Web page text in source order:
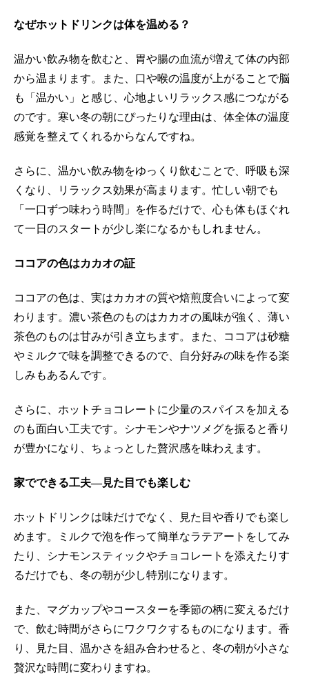
なぜホットドリンクは体を温める？
温かい飲み物を飲むと、胃や腸の血流が増えて体の内部
から温まります。また、口や喉の温度が上がることで脳
も「温かい」と感じ、心地よいリラックス感につながる
のです。寒い冬の朝にぴったりな理由は、体全体の温度
感覚を整えてくれるからなんですね。
さらに、温かい飲み物をゆっくり飲むことで、呼吸も深
くなり、リラックス効果が高まります。忙しい朝でも
「一口ずつ味わう時間」を作るだけで、心も体もほぐれ
て一日のスタートが少し楽になるかもしれません。
ココアの色はカカオの証
ココアの色は、実はカカオの質や焙煎度合いによって変
わります。濃い茶色のものはカカオの風味が強く、薄い
茶色のものは甘みが引き立ちます。また、ココアは砂糖
やミルクで味を調整できるので、自分好みの味を作る楽
しみもあるんです。
さらに、ホットチョコレートに少量のスパイスを加える
のも面白い工夫です。シナモンやナツメグを振ると香り
が豊かになり、ちょっとした贅沢感を味わえます。
家でできる工夫—見た目でも楽しむ
ホットドリンクは味だけでなく、見た目や香りでも楽し
めます。ミルクで泡を作って簡単なラテアートをしてみ
たり、シナモンスティックやチョコレートを添えたりす
るだけでも、冬の朝が少し特別になります。
また、マグカップやコースターを季節の柄に変えるだけ
で、飲む時間がさらにワクワクするものになります。香
り、見た目、温かさを組み合わせると、冬の朝が小さな
贅沢な時間に変わりますね。